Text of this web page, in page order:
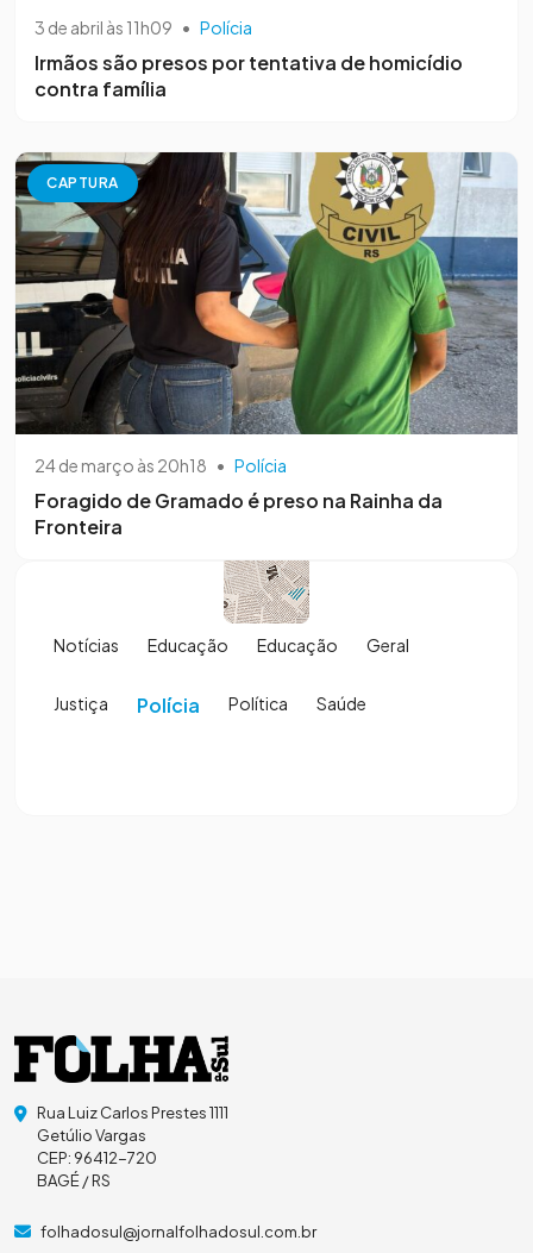
3 de abril às 11h09 • Polícia
Irmãos são presos por tentativa de homicídio
contra família
CAPTURA
24 de março às 20h18 • Polícia
Foragido de Gramado é preso na Rainha da
Fronteira
Notícias Educação Educação Geral
Justiça Polícia Política Saúde
Rua Luiz Carlos Prestes 1111
Getúlio Vargas
CEP: 96412-720
BAGÉ / RS
folhadosul@jornalfolhadosul.com.br